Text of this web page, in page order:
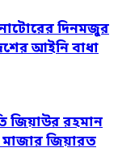
দিনমজুর
আইনি বাধা
জিয়াউর রহমান
মাজার জিয়ারত